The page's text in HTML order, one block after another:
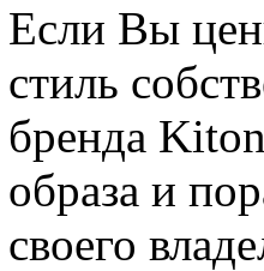
Если Вы
стиль
бренда
образа и
своего